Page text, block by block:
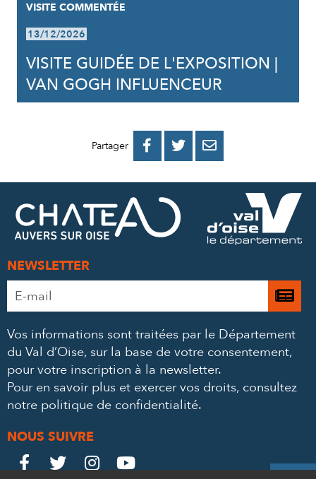
VISITE COMMENTÉE
13/12/2026
VISITE GUIDÉE DE L'EXPOSITION |
VAN GOGH INFLUENCEUR
Partager 
PARTAGER
FACEBOOK
PARTAGER
PARTAGER
MAIL
NEWSLETTER
Adresse
e-
*
Je
à
Vos informations sont traitées par le Département
du Val d’Oise, sur la base de votre consentement,
pour votre inscription à la newsletter.
Pour en savoir plus et exercer vos droits, consultez
notre politique de confidentialité.
NOUS SUIVRE
Le
 Le
 Le
 Le
